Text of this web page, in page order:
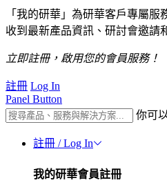
「我的研華」為研華客戶專屬
收到最新產品資訊、研討會邀請
立即註冊，啟用您的會員服務！
註冊 Log In
Panel Button
你可
註冊 / Log In
我的研華會員註冊